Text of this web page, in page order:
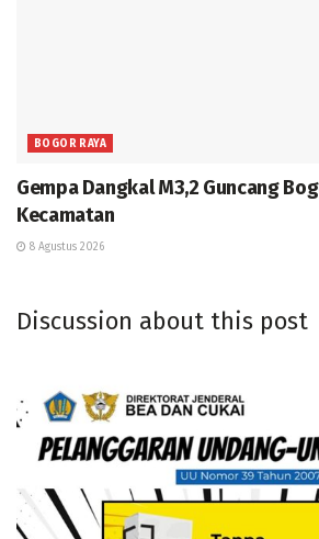
BOGOR RAYA
Gempa Dangkal M3,2 Guncang
Kecamatan
8 Agustus 2026
Discussion about this post